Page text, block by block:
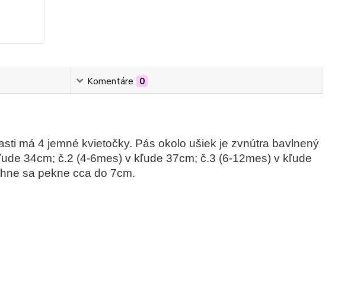
Komentáre 0
má 4 jemné kvietočky. Pás okolo ušiek je zvnútra bavlnený
34cm; č.2 (4-6mes) v kľude 37cm; č.3 (6-12mes) v kľude
sa pekne cca do 7cm.